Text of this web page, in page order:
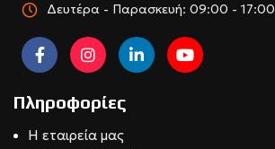
Δευτέρα - Παρασκευή: 09:00 - 17:00
Πληροφορίες
Η εταιρεία μας